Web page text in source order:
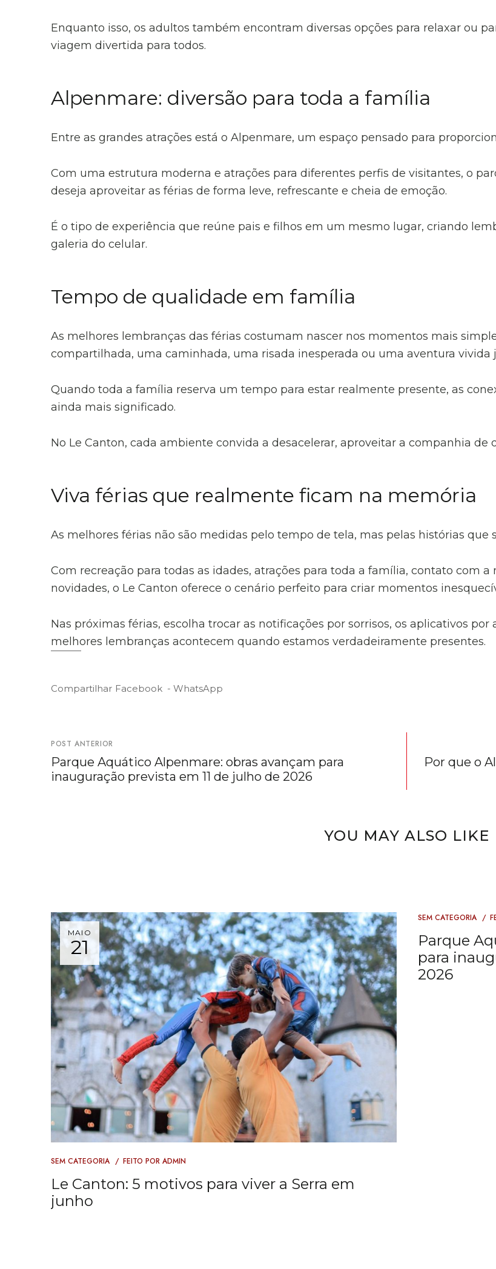
Enquanto isso, os adultos também encontram diversas opções para relaxar ou
viagem divertida para todos.
Alpenmare: diversão para toda a família
Entre as grandes atrações está o Alpenmare, um espaço pensado para
Com uma estrutura moderna e atrações para diferentes perfis de visitantes, o
deseja aproveitar as férias de forma leve, refrescante e cheia de emoção.
É o tipo de experiência que reúne pais e filhos em um mesmo lugar, criando
galeria do celular.
Tempo de qualidade em família
As melhores lembranças das férias costumam nascer nos momentos mais
compartilhada, uma caminhada, uma risada inesperada ou uma aventura vivida
Quando toda a família reserva um tempo para estar realmente presente, as
ainda mais significado.
No Le Canton, cada ambiente convida a desacelerar, aproveitar a companhia
Viva férias que realmente ficam na memória
As melhores férias não são medidas pelo tempo de tela, mas pelas histórias que
Com recreação para todas as idades, atrações para toda a família, contato com
novidades, o Le Canton oferece o cenário perfeito para criar momentos
Nas próximas férias, escolha trocar as notificações por sorrisos, os aplicativos por
melhores lembranças acontecem quando estamos verdadeiramente presentes.
Compartilhar Facebook WhatsApp
POST ANTERIOR
Parque Aquático Alpenmare: obras avançam para
inauguração prevista em 11 de julho de 2026
Por que o
YOU MAY ALSO LIKE
MAIO
21
SEM CATEGORIA FEITO POR ADMIN
Le Canton: 5 motivos para viver a Serra em
junho
SEM CATEGORIA
Parque
para
2026